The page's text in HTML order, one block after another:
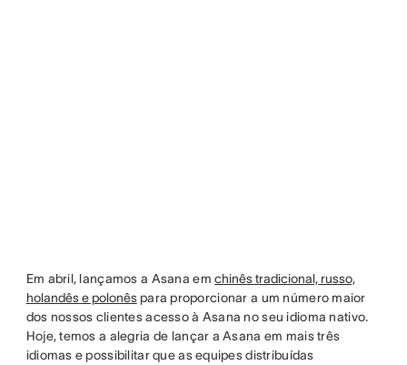
Em abril, lançamos a Asana emchinês tradicional, russo,
holandês e polonêspara proporcionar a um número maior
dos nossos clientes acesso à Asana no seu idioma nativo.
Hoje, temos a alegria de lançar a Asana em mais três
idiomas e possibilitar que as equipes distribuídas